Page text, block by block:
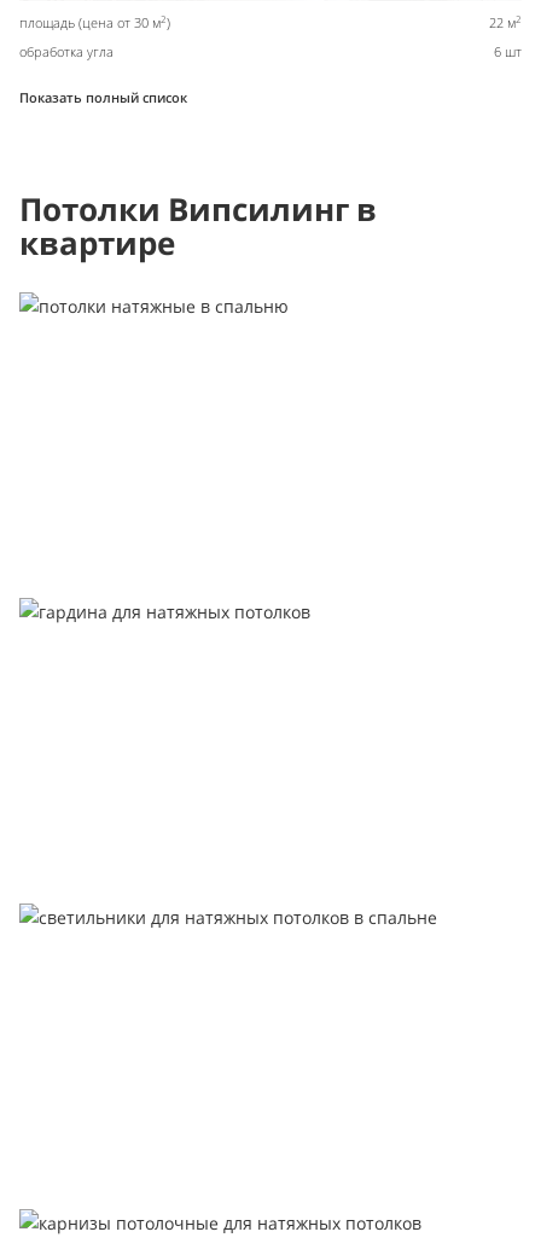
площадь (цена от 30 м2) 22 м2
обработка угла 6 шт
Показать полный список
Потолки Випсилинг в
квартире